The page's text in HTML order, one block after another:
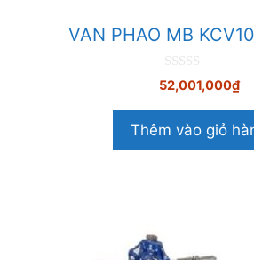
VAN PHAO MB
0
n
à
5
52,001,000₫
Thêm vào giỏ